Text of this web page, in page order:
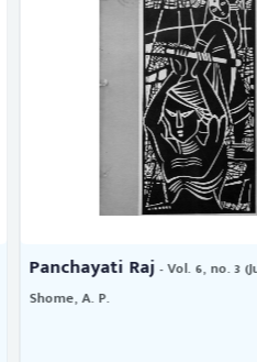
Panchayati Raj- Vol.
Dutt, Vishnu